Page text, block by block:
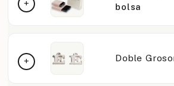
bolsa
Doble